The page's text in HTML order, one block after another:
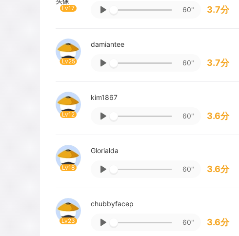
Lv17 60" 3.7分
Lv25
damiantee
60" 3.7分
Lv12
kim1867
60" 3.6分
Lv18
Glorialda
60" 3.6分
Lv23
chubbyfacep
60" 3.6分